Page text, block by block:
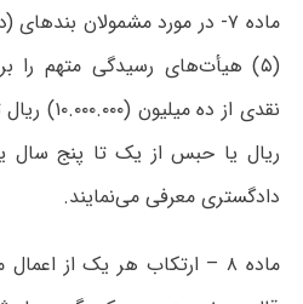
ماده ۷- در مورد مشمولان
(۵) هیأت‌های رسیدگی متهم را
ریال یا حبس از یک تا پنج سال
دادگستری معرفی می‌نمایند.